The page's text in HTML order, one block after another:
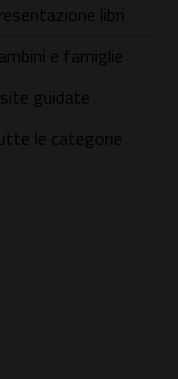
libri
e famiglie
guidate
le categorie